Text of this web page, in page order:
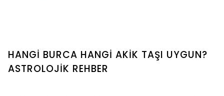
HANGİ BURCA HANGİ AKİK TAŞI UYGUN?
ASTROLOJİK REHBER